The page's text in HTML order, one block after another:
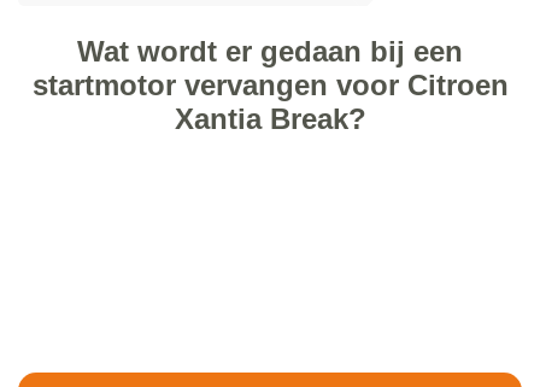
Wat wordt er gedaan bij een
startmotor vervangen voor Citroen
Xantia Break?